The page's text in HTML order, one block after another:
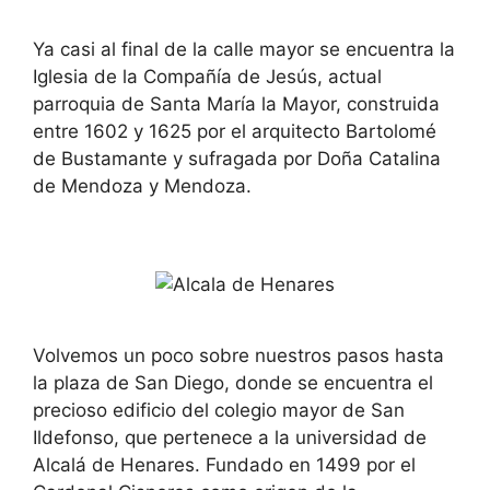
Ya casi al final de la calle mayor se encuentra la
Iglesia de la Compañía de Jesús, actual
parroquia de Santa María la Mayor, construida
entre 1602 y 1625 por el arquitecto Bartolomé
de Bustamante y sufragada por Doña Catalina
de Mendoza y Mendoza.
Volvemos un poco sobre nuestros pasos hasta
la plaza de San Diego, donde se encuentra el
precioso edificio del colegio mayor de San
Ildefonso, que pertenece a la universidad de
Alcalá de Henares. Fundado en 1499 por el